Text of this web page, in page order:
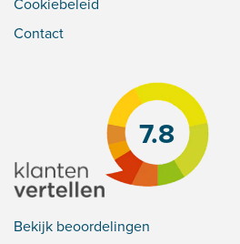
Cookiebeleid
Contact
7.8
Bekijk beoordelingen